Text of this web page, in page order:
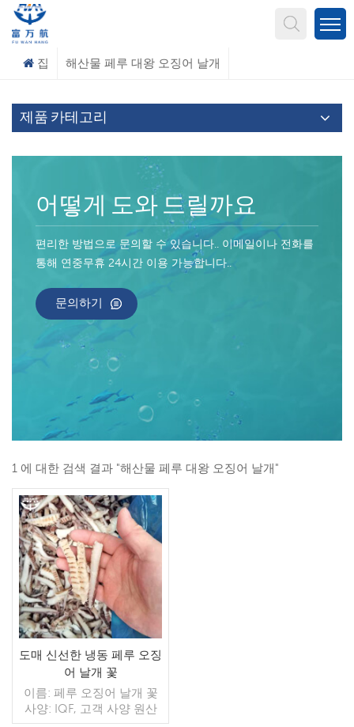
집 해산물 페루 대왕 오징어 날개
제품 카테고리
어떻게 도와 드릴까요
편리한 방법으로 문의할 수 있습니다.. 이메일이나 전화를
통해 연중무휴 24시간 이용 가능합니다..
문의하기
1 에 대한 검색 결과 "해산물 페루 대왕 오징어 날개"
도매 신선한 냉동 페루 오징
어 날개 꽃
이름: 페루 오징어 날개 꽃
사양: IQF, 고객 사양 원산
지: 중국 브랜드: 푸 왕 행